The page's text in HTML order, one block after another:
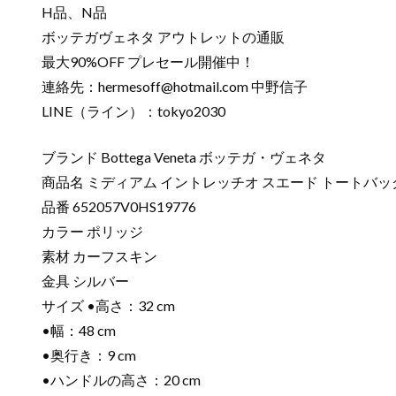
H品、N品
ボッテガヴェネタ アウトレットの通販
最大90%OFF プレセール開催中！
連絡先： hermesoff@hotmail.com中野信子
LINE（ライン）：tokyo2030
ブランド Bottega Veneta ボッテガ・ヴェネタ
商品名 ミディアム イントレッチオ スエード トートバッ
品番 652057V0HS19776
カラー ポリッジ
素材 カーフスキン
金具 シルバー
サイズ •高さ：32 cm
•幅：48 cm
•奥行き：9 cm
•ハンドルの高さ：20 cm